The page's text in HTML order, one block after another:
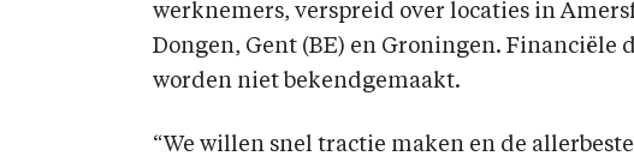
werknemers, verspreid over locaties in
Dongen, Gent (BE) en Groningen. Financiële
worden niet bekendgemaakt.
“We willen snel tractie maken en de